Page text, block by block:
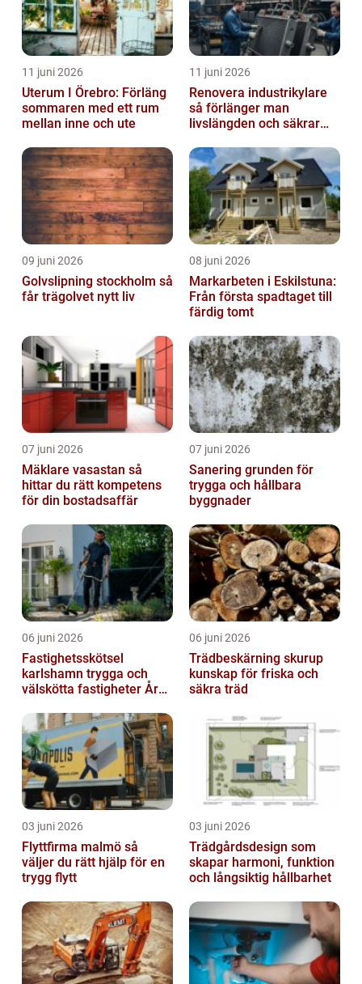
11 juni 2026
Uterum I Örebro: Förläng
sommaren med ett rum
mellan inne och ute
11 juni 2026
Renovera industrikylare
så förlänger man
livslängden och säkrar
09 juni 2026
Golvslipning stockholm så
får trägolvet nytt liv
08 juni 2026
Markarbeten i Eskilstuna:
Från första spadtaget till
färdig tomt
07 juni 2026
Mäklare vasastan så
hittar du rätt kompetens
för din bostadsaffär
07 juni 2026
Sanering grunden för
trygga och hållbara
byggnader
06 juni 2026
Fastighetsskötsel
karlshamn trygga och
välskötta fastigheter Året
06 juni 2026
Trädbeskärning skurup
kunskap för friska och
säkra träd
03 juni 2026
Flyttfirma malmö så
väljer du rätt hjälp för en
trygg flytt
03 juni 2026
Trädgårdsdesign som
skapar harmoni, funktion
och långsiktig hållbarhet